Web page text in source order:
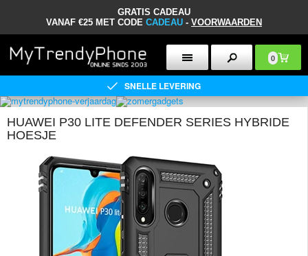
GRATIS CADEAU
VANAF €25 MET CODE CADEAU - VOORWAARDEN
0
SNELLE LEVERING
HUAWEI P30 LITE DEFENDER SERIES HYBRIDE
HOESJE